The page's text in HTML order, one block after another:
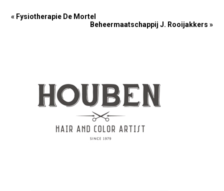
« Fysiotherapie De Mortel
Beheermaatschappij J. Rooijakkers »